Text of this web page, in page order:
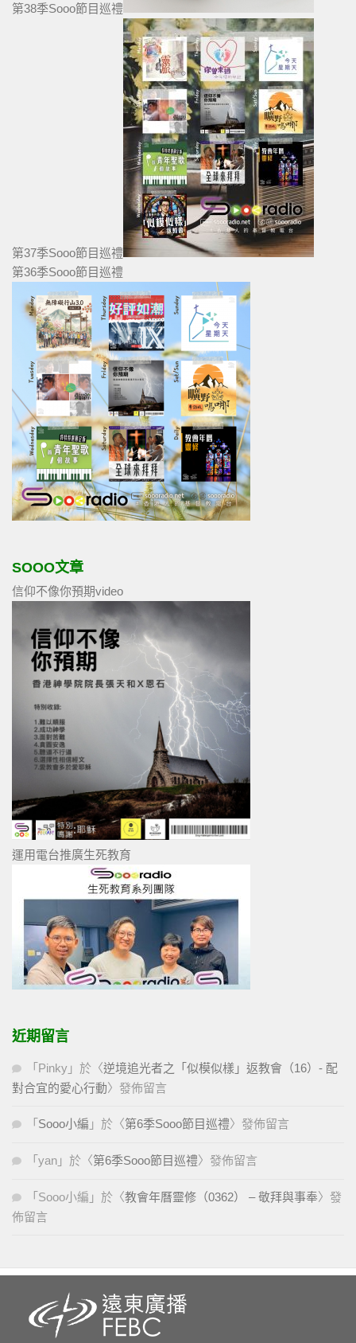
第38季Sooo節目巡禮
第37季Sooo節目巡禮
第36季Sooo節目巡禮
SOOO文章
信仰不像你預期video
運用電台推廣生死教育
近期留言
「 Pinky 」於〈逆境追光者之「似模似樣」返教會（16）- 配
對合宜的愛心行動〉發佈留言
「 Sooo小編 」於〈第6季Sooo節目巡禮〉發佈留言
「 yan 」於〈第6季Sooo節目巡禮〉發佈留言
「 Sooo小編 」於〈教會年曆靈修（0362） – 敬拜與事奉〉發
佈留言